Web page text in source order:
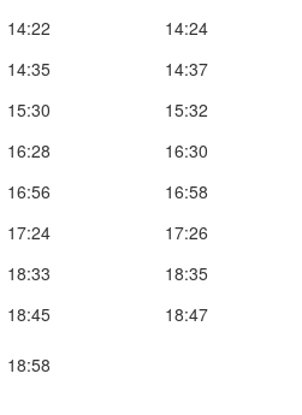
14:22 14:24
14:35 14:37
15:30 15:32
16:28 16:30
16:56 16:58
17:24 17:26
18:33 18:35
18:45 18:47
18:58